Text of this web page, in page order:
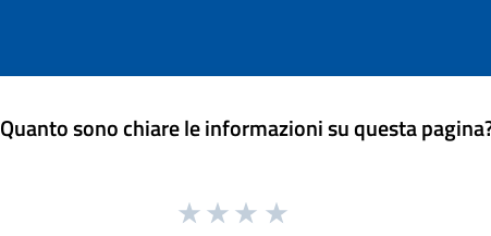
Quanto sono chiare le informazioni su questa